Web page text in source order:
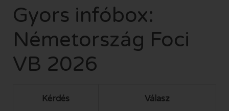
Gyors infóbox:
Németország Foci
VB 2026
Kérdés Válasz